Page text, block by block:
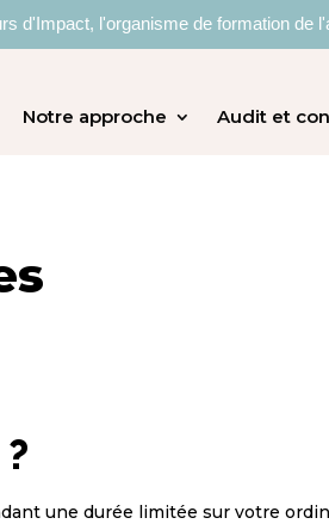
d'Impact, l'organisme de formation de
Notre approche Audit et
une durée limitée sur votre